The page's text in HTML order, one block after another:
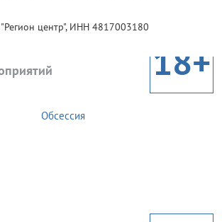
центр", ИНН 4817003180
18+
Обсессия